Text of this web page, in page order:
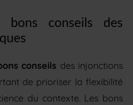
bons conseils des
conseils des injonctions
de prioriser la flexibilité
du contexte. Les bons